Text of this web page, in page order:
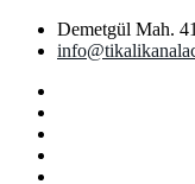
Demetgül Mah.